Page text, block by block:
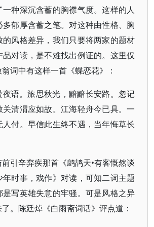
种深沉含蓄的胸襟气度。这样的人
郁厚含蓄之笔。对这种由性格、胸
风格差异，我们只要将两家的题材
对读，是不难找出例证的。这里仅
词中有这样一首《蝶恋花》：
语。旅思秋光，黯黯长安路。忽记
清渭应如故。江海轻舟今已具。一
付。早信此生终不遇，当年悔草长
引辛弃疾那首《鹧鸪天•有客慨然谈
时事，戏作》对读，可知二词主题
写英雄失意的牢骚。可是风格之异
。陈廷焯《白雨斋词话》评点道：